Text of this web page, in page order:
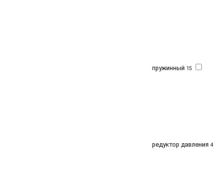
пружинный 15
редуктор давления 4